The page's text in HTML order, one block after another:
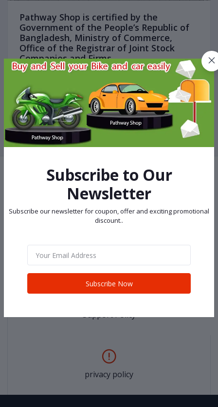
Pathway Shop is certified by the
Government of the People’s Republic of
Bangladesh, Ministry of Commerce,
Office of the Registrar of Joint Stock
Companies and Firms
news
View More
Terms & conditions
return policy
Support Policy
privacy policy
Subscribe to Our
Newsletter
Subscribe our newsletter for coupon, offer and exciting promotional
discount..
Subscribe Now